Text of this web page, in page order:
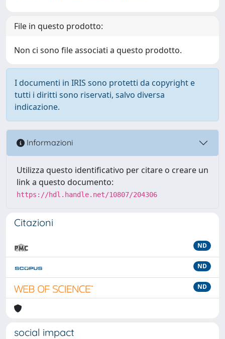
File in questo prodotto:
Non ci sono file associati a questo prodotto.
I documenti in IRIS sono protetti da copyright e
tutti i diritti sono riservati, salvo diversa
indicazione.
Informazioni
Utilizza questo identificativo per citare o creare un
link a questo documento:
https://hdl.handle.net/10807/204306
Citazioni
ND
ND
ND
social impact